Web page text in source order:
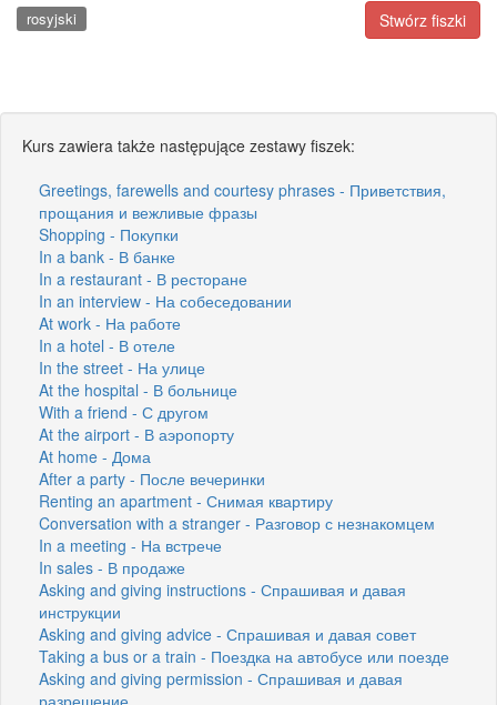
Stwórz fiszki
rosyjski
Kurs zawiera także następujące zestawy fiszek:
Greetings, farewells and courtesy phrases - Приветствия,
прощания и вежливые фразы
Shopping - Покупки
In a bank - В банке
In a restaurant - В ресторане
In an interview - На собеседовании
At work - На работе
In a hotel - В отеле
In the street - На улице
At the hospital - В больнице
With a friend - С другом
At the airport - В аэропорту
At home - Дома
After a party - После вечеринки
Renting an apartment - Снимая квартиру
Conversation with a stranger - Разговор с незнакомцем
In a meeting - На встрече
In sales - В продаже
Asking and giving instructions - Спрашивая и давая
инструкции
Asking and giving advice - Спрашивая и давая совет
Taking a bus or a train - Поездка на автобусе или поезде
Asking and giving permission - Спрашивая и давая
разрешение